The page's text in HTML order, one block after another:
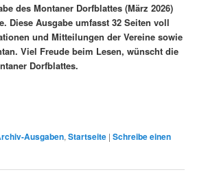
des Montaner Dorfblattes (März 2026)
Diese Ausgabe umfasst 32 Seiten voll
und Mitteilungen der Vereine sowie
Viel Freude beim Lesen, wünscht die
Dorfblattes.
Ausgaben,Startseite |Schreibe einen